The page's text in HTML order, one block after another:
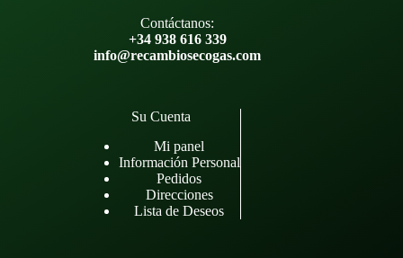
Contáctanos:
+34 938 616 339
info@recambiosecogas.com
Su Cuenta
Mi panel
Información Personal
Pedidos
Direcciones
Lista de Deseos